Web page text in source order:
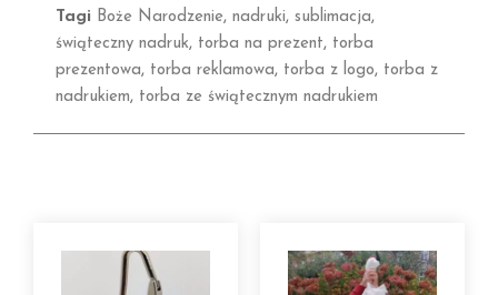
Tagi Boże Narodzenie, nadruki, sublimacja,
świąteczny nadruk, torba na prezent, torba
prezentowa, torba reklamowa, torba z logo, torba z
nadrukiem, torba ze świątecznym nadrukiem